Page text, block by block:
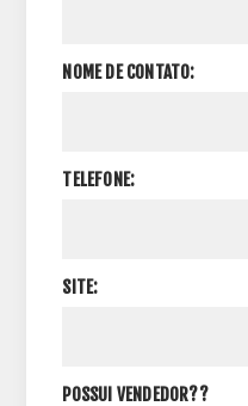
NOME DE CONTATO:
TELEFONE:
SITE:
POSSUI VENDEDOR??